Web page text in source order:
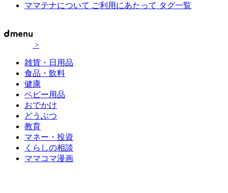
ママテナについて ご利用にあたって タグ一覧
>
雑貨・日用品
食品・飲料
健康
ベビー用品
おでかけ
どうぶつ
教育
マネー・投資
くらしの相談
ママコマ漫画